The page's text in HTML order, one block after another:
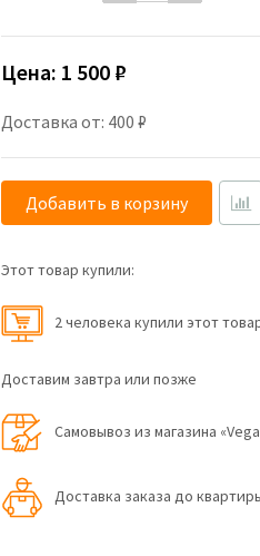
Цена: 1 500 ₽
Доставка от: 400 ₽
Добавить в корзину
Этот товар купили:
2 человекa купили этот
Доставим завтра или позже
Самовывоз из магазина
Доставка заказа до